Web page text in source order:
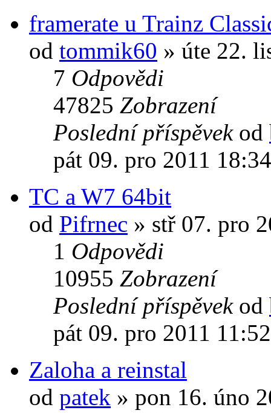
framerate u Trainz
od tommik60 » úte 22.
7 Odpovědi
47825 Zobrazení
Poslední příspěvek od
pát 09. pro 2011
TC a W7 64bit
od Pifrnec » stř 07. pro
1 Odpovědi
10955 Zobrazení
Poslední příspěvek od
pát 09. pro 2011
Zaloha a reinstal
od patek » pon 16. úno